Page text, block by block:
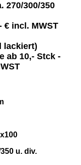
270/300/350
€ incl. MWST
lackiert)
ab 10,- Stck -
u. div.